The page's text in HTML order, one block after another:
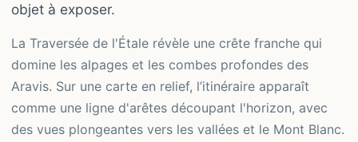
objet à exposer.
La Traversée de l'Étale révèle une crête franche qui
domine les alpages et les combes profondes des
Aravis. Sur une carte en relief, l’itinéraire apparaît
comme une ligne d'arêtes découpant l'horizon, avec
des vues plongeantes vers les vallées et le Mont Blanc.